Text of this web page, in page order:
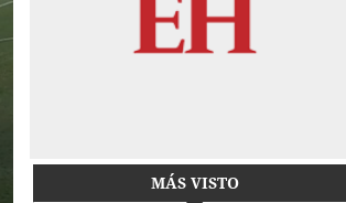
MÁS VISTO